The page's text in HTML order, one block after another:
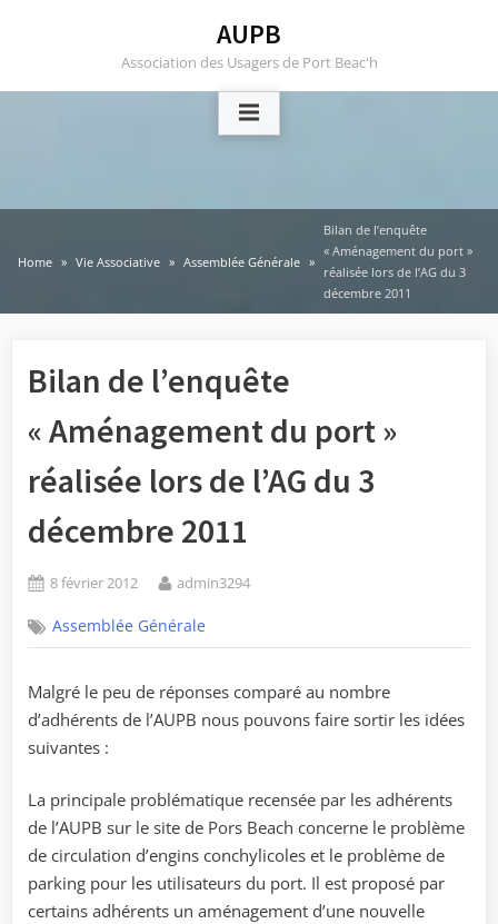
AUPB
Association des Usagers de Port Beac'h
Home Vie Associative Assemblée Générale
Bilan de l’enquête
« Aménagement du port »
réalisée lors de l’AG du 3
décembre 2011
Bilan de l’enquête
« Aménagement du port »
réalisée lors de l’AG du 3
décembre 2011
Posted
8 février 2012 By
admin3294
Assemblée Générale
Malgré le peu de réponses comparé au nombre
d’adhérents de l’AUPB nous pouvons faire sortir les idées
suivantes :
La principale problématique recensée par les adhérents
de l’AUPB sur le site de Pors Beach concerne le problème
de circulation d’engins conchylicoles et le problème de
parking pour les utilisateurs du port. Il est proposé par
certains adhérents un aménagement d’une nouvelle